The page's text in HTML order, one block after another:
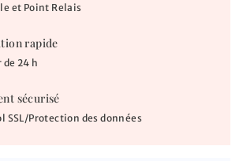
et Point Relais
rapide
24 h
sécurisé
SSL/Protection des données